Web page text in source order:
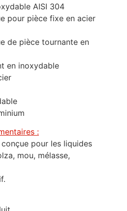
AISI 304
pour pièce fixe en acier
de pièce tournante en
en inoxydable
:
pour les liquides
mou, mélasse,